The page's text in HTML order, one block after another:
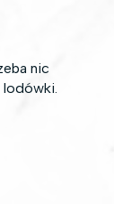
nic
lodówki.